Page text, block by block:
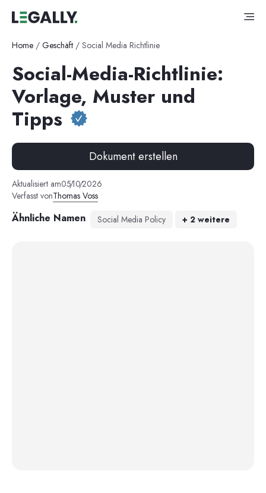
Home / Geschäft / Social Media Richtlinie
Social-Media-Richtlinie:
Vorlage, Muster und
Tipps
Dokument erstellen
Aktualisiert am05/10/2026
Verfasst vonThomas Voss
Ähnliche Namen Social Media Policy + 2 weitere